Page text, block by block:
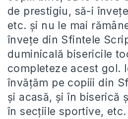
de prestigiu, să-i
etc. și nu le mai
învețe din Sfintele
duminicală bisericile
completeze acest gol.
învățăm pe copiii din
și acasă, și în biserică
în secțiile sportive, etc.